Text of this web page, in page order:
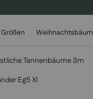
Tannenbäume 3m